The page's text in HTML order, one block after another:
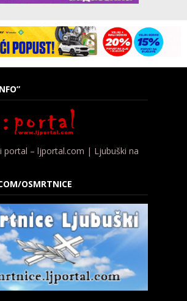
– ljportal.com | Ljubuški na
OSMRTNICE